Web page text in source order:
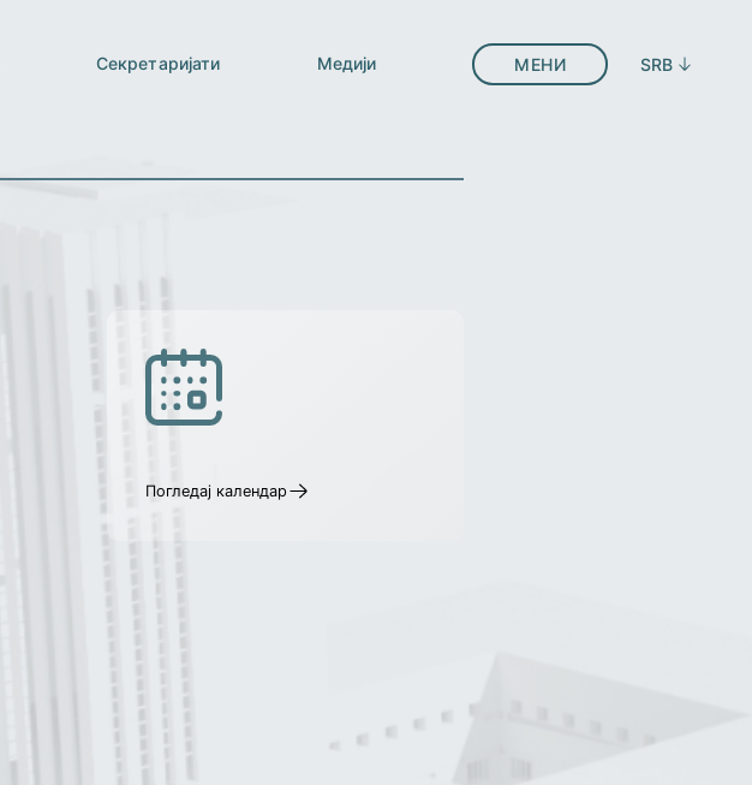
Секретаријати Медији МЕНИ SRB
Погледај календар